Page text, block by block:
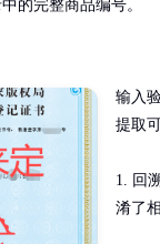
的完整商品编号。
输入
提取
1. 回
淆了